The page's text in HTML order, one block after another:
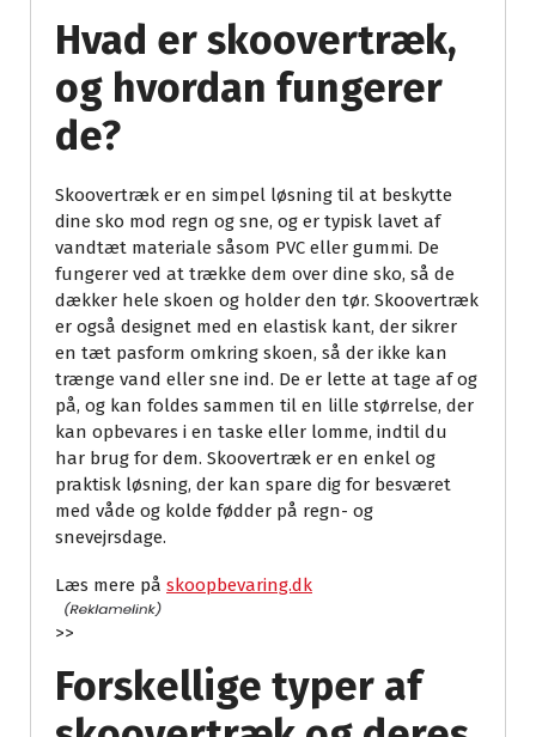
Hvad er skoovertræk,
og hvordan fungerer
de?
Skoovertræk er en simpel løsning til at beskytte
dine sko mod regn og sne, og er typisk lavet af
vandtæt materiale såsom PVC eller gummi. De
fungerer ved at trække dem over dine sko, så de
dækker hele skoen og holder den tør. Skoovertræk
er også designet med en elastisk kant, der sikrer
en tæt pasform omkring skoen, så der ikke kan
trænge vand eller sne ind. De er lette at tage af og
på, og kan foldes sammen til en lille størrelse, der
kan opbevares i en taske eller lomme, indtil du
har brug for dem. Skoovertræk er en enkel og
praktisk løsning, der kan spare dig for besværet
med våde og kolde fødder på regn- og
snevejrsdage.
Læs mere på skoopbevaring.dk
>>
Forskellige typer af